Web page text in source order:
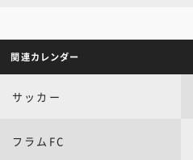
関連カレンダー
サッカー
フラムFC